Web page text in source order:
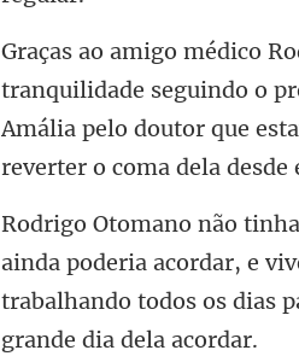
e seguindo o
Amália pelo doutor qu
poderia acordar, e
trabalhando todo